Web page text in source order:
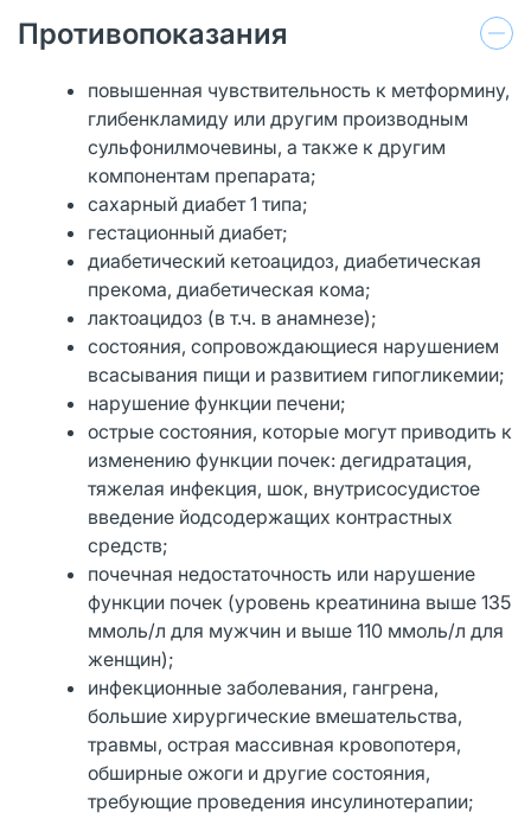
Противопоказания
повышенная чувствительность к метформину,
глибенкламиду или другим производным
сульфонилмочевины, а также к другим
компонентам препарата;
сахарный диабет 1 типа;
гестационный диабет;
диабетический кетоацидоз, диабетическая
прекома, диабетическая кома;
лактоацидоз (в т.ч. в анамнезе);
состояния, сопровождающиеся нарушением
всасывания пищи и развитием гипогликемии;
нарушение функции печени;
острые состояния, которые могут приводить к
изменению функции почек: дегидратация,
тяжелая инфекция, шок, внутрисосудистое
введение йодсодержащих контрастных
средств;
почечная недостаточность или нарушение
функции почек (уровень креатинина выше 135
ммоль/л для мужчин и выше 110 ммоль/л для
женщин);
инфекционные заболевания, гангрена,
большие хирургические вмешательства,
травмы, острая массивная кровопотеря,
обширные ожоги и другие состояния,
требующие проведения инсулинотерапии;